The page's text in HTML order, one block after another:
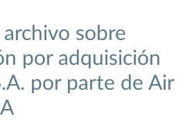
sobre
por adquisición
por parte de Air